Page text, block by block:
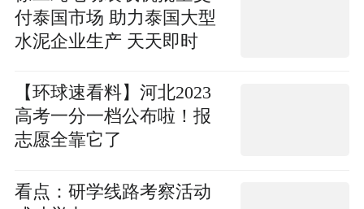
付泰国市场 助力泰国大型
水泥企业生产 天天即时
【环球速看料】河北2023
高考一分一档公布啦！报
志愿全靠它了
看点：研学线路考察活动